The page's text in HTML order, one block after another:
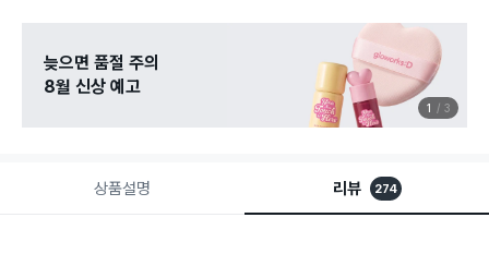
늦으면 품절 주의
8월 신상 예고
1 3
상품설명 리뷰 274